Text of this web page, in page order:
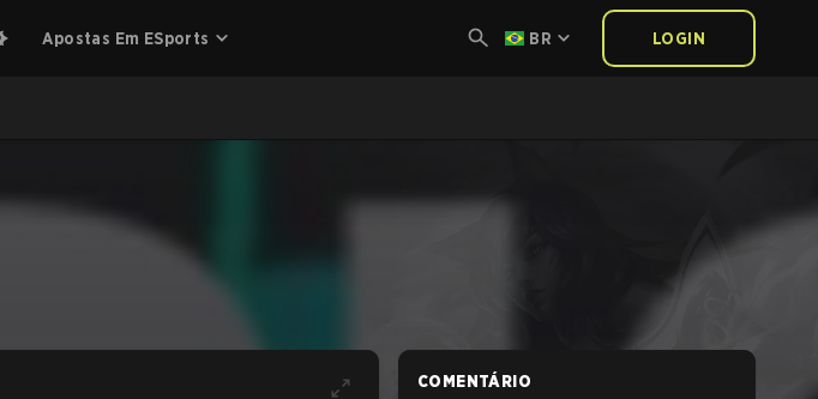
Apostas Em ESports BR LOGIN
COMENTÁRIO